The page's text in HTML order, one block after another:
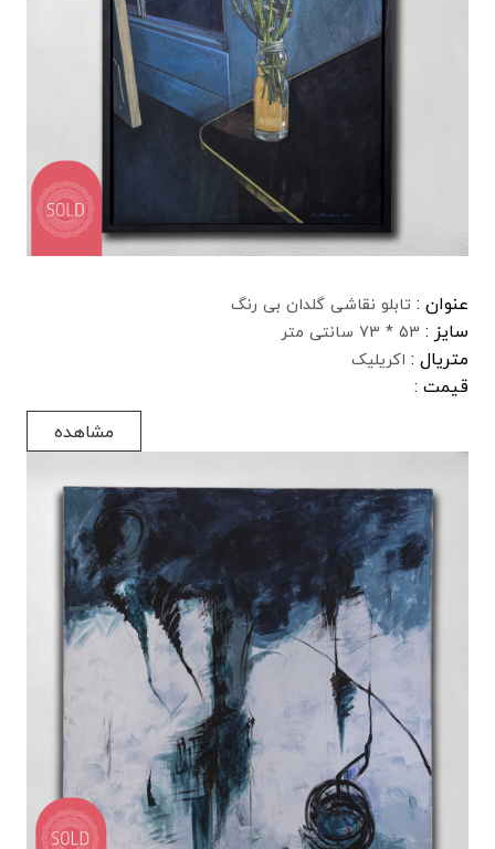
عنوان : تابلو نقاشی گلدان بی رنگ
سایز : 53 * 73 سانتی متر
متریال : اکریلیک
قیمت :
مشاهده